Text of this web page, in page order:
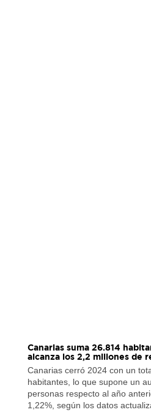
Canarias suma 26.814
alcanza los 2,2 millones de
Canarias cerró 2024 con un
habitantes, lo que supone un
personas respecto al año
1,22%, según los datos